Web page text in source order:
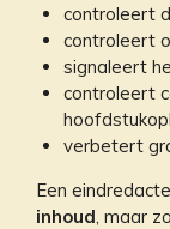
controleert
controleert
signaleert
controleert
verbetert
Een
inhoud, maar